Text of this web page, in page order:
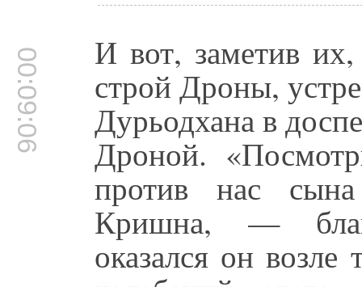
00:09:06 И вот, заметив
строй Дроны,
Дурьодхана в
Дроной.
против нас
Кришна, —
оказался он